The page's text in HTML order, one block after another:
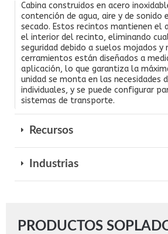
Cabina construidos en acero
contención de agua, aire y de sonido
secado. Estos recintos mantienen el
el interior del recinto, eliminando
seguridad debido a suelos mojados y
cerramientos están diseñados a
aplicación, lo que garantiza la
unidad se monta en las necesidades
individuales, y se puede configurar
sistemas de transporte.
Recursos
Industrias
PRODUCTOS